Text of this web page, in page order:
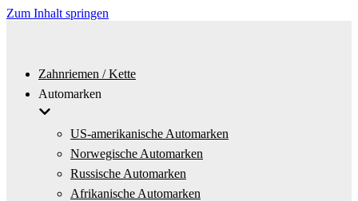
Zum Inhalt springen
Zahnriemen / Kette
Automarken
US-amerikanische Automarken
Norwegische Automarken
Russische Automarken
Afrikanische Automarken